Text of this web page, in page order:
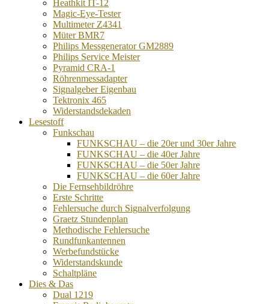
Heathkit IT-12
Magic-Eye-Tester
Multimeter Z4341
Müter BMR7
Philips Messgenerator GM2889
Philips Service Meister
Pyramid CRA-1
Röhrenmessadapter
Signalgeber Eigenbau
Tektronix 465
Widerstandsdekaden
Lesestoff
Funkschau
FUNKSCHAU – die 20er und 30er Jahre
FUNKSCHAU – die 40er Jahre
FUNKSCHAU – die 50er Jahre
FUNKSCHAU – die 60er Jahre
Die Fernsehbildröhre
Erste Schritte
Fehlersuche durch Signalverfolgung
Graetz Stundenplan
Methodische Fehlersuche
Rundfunkantennen
Werbefundstücke
Widerstandskunde
Schaltpläne
Dies & Das
Dual 1219